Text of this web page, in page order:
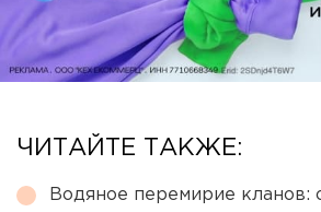
ЧИТАЙТЕ ТАКЖЕ:
Водяное перемирие кланов: